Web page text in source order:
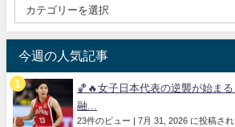
今週の人気記事
🏀🔥女子日本代表の逆襲が始ま
融...
23件のビュー 7月 31, 2026 に投稿され